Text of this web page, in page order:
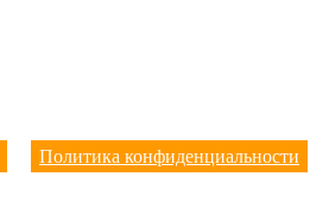
Политика конфиденциальности